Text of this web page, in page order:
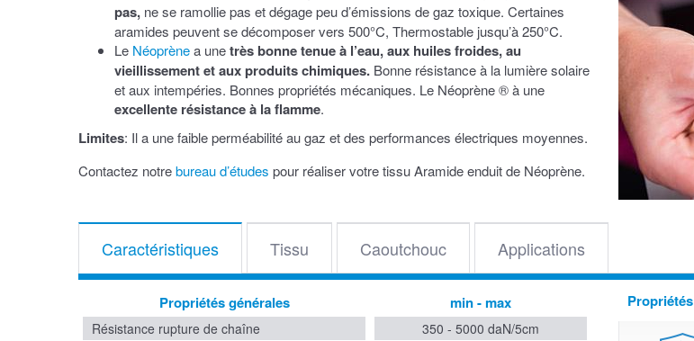
pas, ne se ramollie pas et dégage peu d’émissions de gaz toxique. Certaines
aramides peuvent se décomposer vers 500°C, Thermostable jusqu’à 250°C.
Le Néoprènea unetrès bonne tenue à l’eau, aux huiles froides, au
vieillissement et aux produits chimiques. Bonne résistance à la lumière solaire
et aux intempéries. Bonnes propriétés mécaniques. Le Néoprène ® à une
excellente résistance à la flamme.
Limites: Il a une faible perméabilité au gaz et des performances électriques moyennes.
Contactez notrebureau d’études pour réaliser votre tissu Aramide enduit de Néoprène.
Caractéristiques Tissu Caoutchouc Applications
Propriétés générales min - max
Résistance rupture de chaîne
350 - 5000 daN/5cm
Propriétés